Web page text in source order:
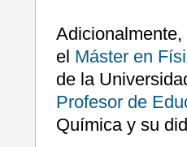
el Máster en
de la
Profesor de
Química y su